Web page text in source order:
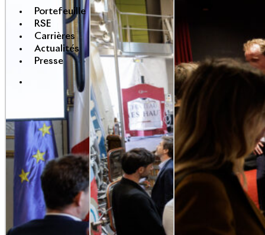
Portefeuille
RSE
Carrières
Actualités
Presse